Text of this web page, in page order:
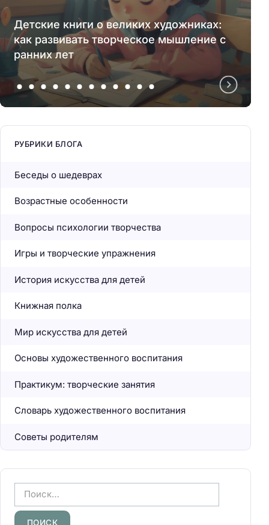
Детские книги о великих художниках:
как развивать творческое мышление с
ранних лет
РУБРИКИ БЛОГА
Беседы о шедеврах
Возрастные особенности
Вопросы психологии творчества
Игры и творческие упражнения
История искусства для детей
Книжная полка
Мир искусства для детей
Основы художественного воспитания
Практикум: творческие занятия
Словарь художественного воспитания
Советы родителям
а
й